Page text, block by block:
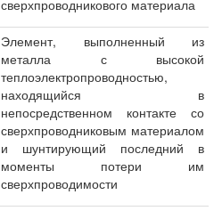
сверхпроводникового материала
Элемент, выполненный из
металла с высокой
теплоэлектропроводностью,
находящийся в
непосредственном контакте со
сверхпроводниковым материалом
и шунтирующий последний в
моменты потери им
сверхпроводимости